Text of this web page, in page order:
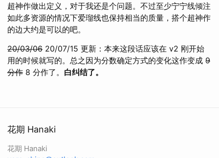
超神作做出定义，对于我还是个问题。不过至少宁宁线倾注
如此多资源的情况下爱瑠线也保持相当的质量，搭个超神作
的边大约是可以的吧。
20/03/06 20/07/15 更新：本来这段话应该在 v2 刚开始
用的时候就写的。总之因为分数确定方式的变化这作变成 9
分作 8 分作了。 白纠结了。
花期 Hanaki
花期 Hanaki